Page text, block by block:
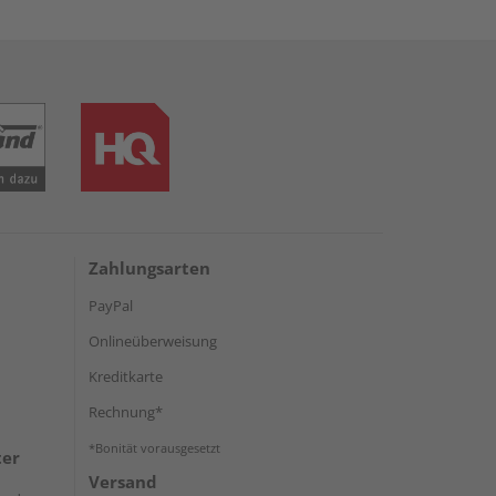
Zahlungsarten
PayPal
Onlineüberweisung
Kreditkarte
Rechnung*
*Bonität vorausgesetzt
Versand